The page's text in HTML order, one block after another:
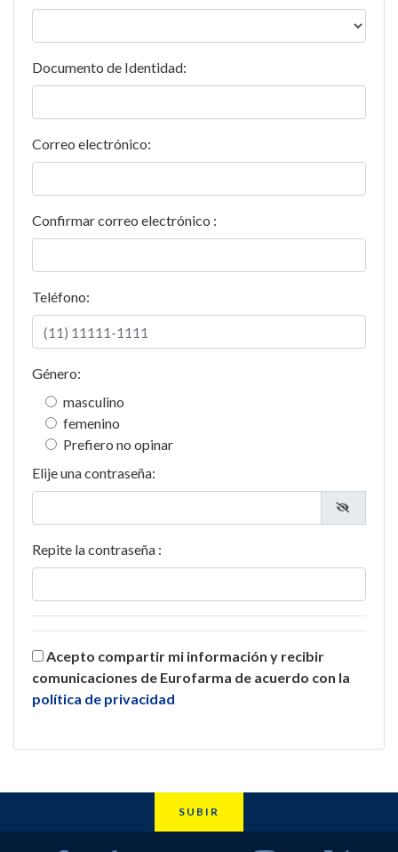
Documento de Identidad:
Correo electrónico:
Confirmar correo electrónico :
Teléfono:
Género:
masculino
femenino
Prefiero no opinar
Elije una contraseña:
Repite la contraseña :
Acepto compartir mi información y recibir
comunicaciones de Eurofarma de acuerdo con la
política de privacidad
SUBIR